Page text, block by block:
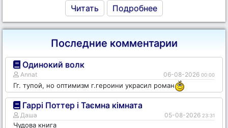
Читать Подробнее
Последние комментарии
Одинокий волк
Annat 06-08-2026 00:00
Гг. тупой, но оптимизм г.героини украсил роман
Гаррі Поттер і Таємна кімната
Даша 05-08-2026 23:31
Чудова книга